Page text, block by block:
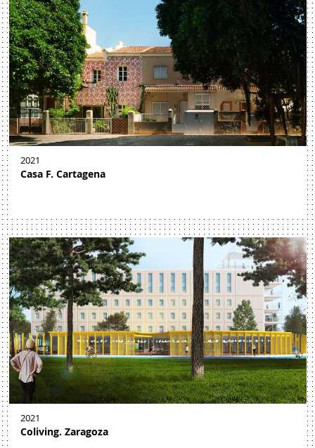
2021
Casa F. Cartagena
2021
Coliving. Zaragoza